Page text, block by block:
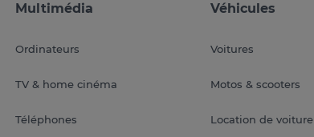
Multimédia
Ordinateurs
TV & home cinéma
Téléphones
Véhicules
Voitures
Motos & scooters
Location de voiture